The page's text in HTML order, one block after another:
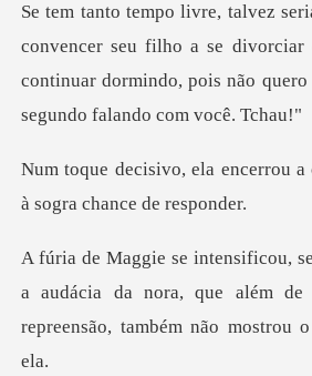
Se tem tanto tempo livre, talvez
convencer seu filho a se divorciar
errou a
a audácia da nora, que além de
r